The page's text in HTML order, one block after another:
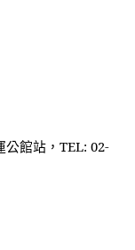
館站， TEL: 02-